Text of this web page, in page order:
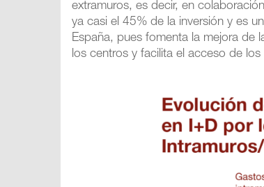
extramuros, es decir, en
ya casi el 45% de la inversión y es
España, pues fomenta la mejora de
los centros y facilita el acceso de